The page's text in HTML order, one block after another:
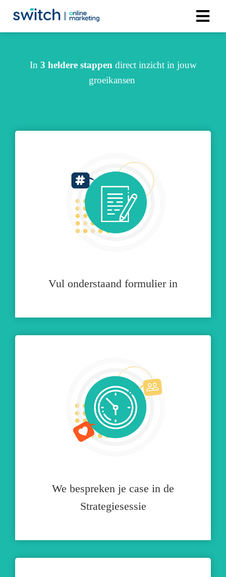
In 3 heldere stappen direct inzicht in jouw
groeikansen
Vul onderstaand formulier in
We bespreken je case in de
Strategiesessie